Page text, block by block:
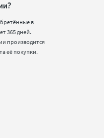
в
365 дней.
производится
её покупки.